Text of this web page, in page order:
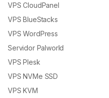
VPS CloudPanel
VPS BlueStacks
VPS WordPress
Servidor Palworld
VPS Plesk
VPS NVMe SSD
VPS KVM